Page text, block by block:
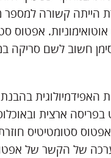
הייתה קשורה למספר
אפטוס
חשוב לשם סריקה
האפידמיולוגית
ארצית
סטומטיטיס
של הקשר של